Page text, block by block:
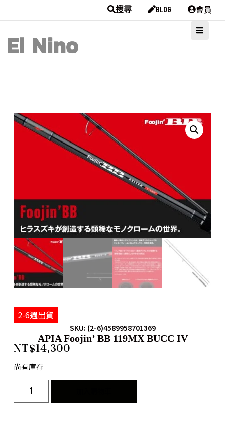
搜尋 BLOG 會員
2-6週出貨
SKU: (2-6)4589958701369
APIA Foojin’ BB 119MX BUCC IV
NT$14,300
尚有庫存